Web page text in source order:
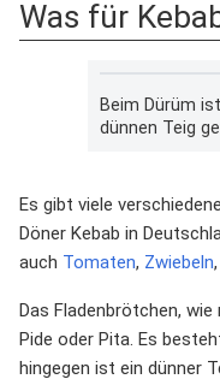
Was für
Beim Dürüm
dünnen Teig
Es gibt viele
Döner Kebab in
auch Tomaten, Zwiebeln,
Das Fladenbrötchen,
Pide oder Pita. Es
hingegen ist ein dünner